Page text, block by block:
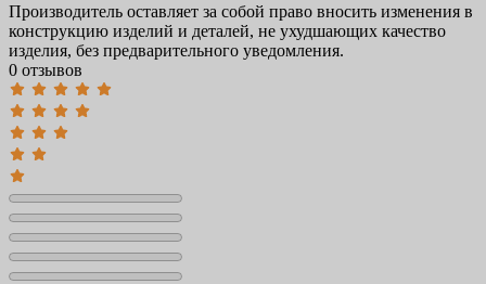
Производитель оставляет за собой право вносить изменения в
конструкцию изделий и деталей, не ухудшающих качество
изделия, без предварительного уведомления.
0 отзывов